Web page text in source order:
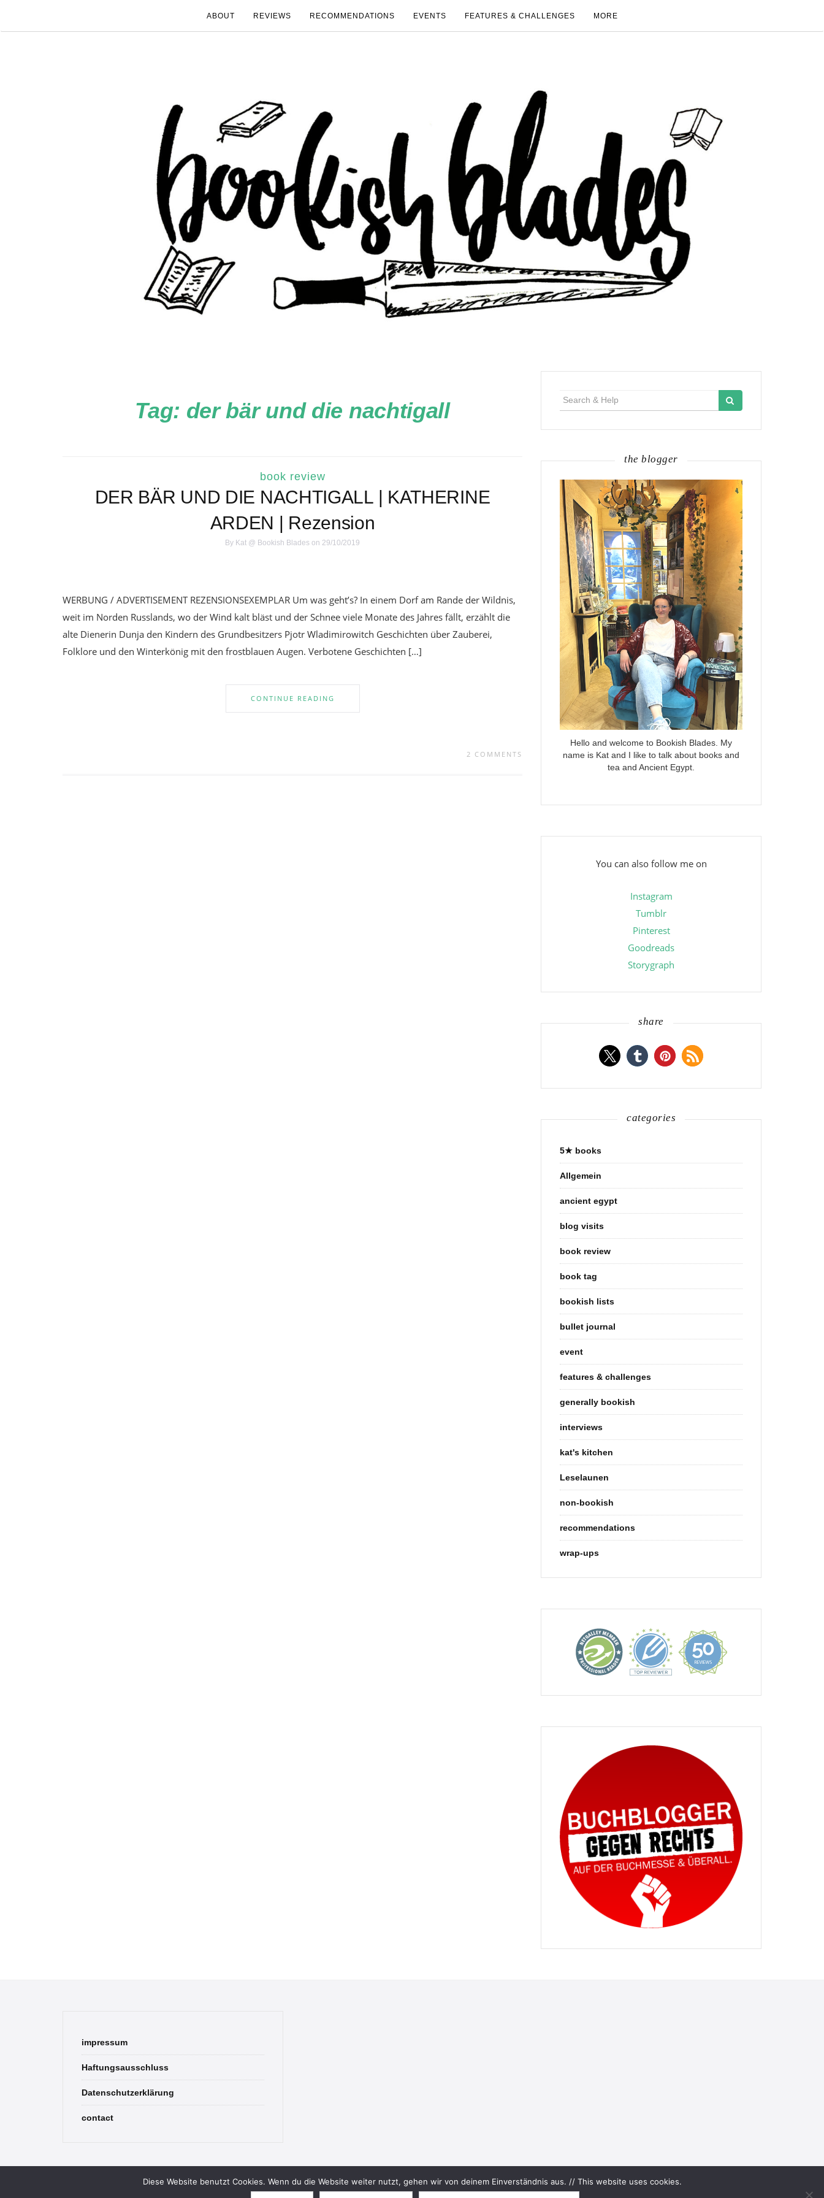
ABOUT REVIEWS RECOMMENDATIONS EVENTS FEATURES & CHALLENGES MORE
Tag: der bär und die nachtigall
book review
DER BÄR UND DIE NACHTIGALL | KATHERINE
ARDEN | Rezension
By Kat @ Bookish Blades on 29/10/2019
WERBUNG / ADVERTISEMENT REZENSIONSEXEMPLAR Um was geht’s? In einem Dorf am Rande der Wildnis,
weit im Norden Russlands, wo der Wind kalt bläst und der Schnee viele Monate des Jahres fällt, erzählt die
alte Dienerin Dunja den Kindern des Grundbesitzers Pjotr Wladimirowitch Geschichten über Zauberei,
Folklore und den Winterkönig mit den frostblauen Augen. Verbotene Geschichten […]
CONTINUE READING
2 COMMENTS
the blogger
Hello and welcome to Bookish Blades. My
name is Kat and I like to talk about books and
tea and Ancient Egypt.
You can also follow me on
Instagram
Tumblr
Pinterest
Goodreads
Storygraph
share
categories
5★ books
Allgemein
ancient egypt
blog visits
book review
book tag
bookish lists
bullet journal
event
features & challenges
generally bookish
interviews
kat's kitchen
Leselaunen
non-bookish
recommendations
wrap-ups
impressum
Haftungsausschluss
Datenschutzerklärung
contact
© 2026 Bookish Blades. All rights reserved.
Diese Website benutzt Cookies. Wenn du die Website weiter nutzt, gehen wir von deinem Einverständnis aus. // This website uses cookies.